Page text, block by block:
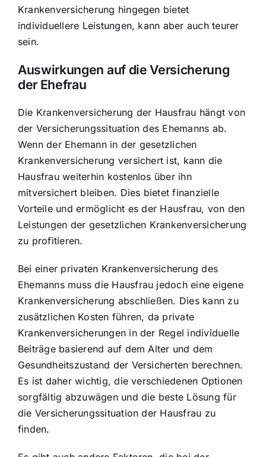
Krankenversicherung hingegen bietet
individuellere Leistungen, kann aber auch teurer
sein.
Auswirkungen auf die Versicherung
der Ehefrau
Die Krankenversicherung der Hausfrau hängt von
der Versicherungssituation des Ehemanns ab.
Wenn der Ehemann in der gesetzlichen
Krankenversicherung versichert ist, kann die
Hausfrau weiterhin kostenlos über ihn
mitversichert bleiben. Dies bietet finanzielle
Vorteile und ermöglicht es der Hausfrau, von den
Leistungen der gesetzlichen Krankenversicherung
zu profitieren.
Bei einer privaten Krankenversicherung des
Ehemanns muss die Hausfrau jedoch eine eigene
Krankenversicherung abschließen. Dies kann zu
zusätzlichen Kosten führen, da private
Krankenversicherungen in der Regel individuelle
Beiträge basierend auf dem Alter und dem
Gesundheitszustand der Versicherten berechnen.
Es ist daher wichtig, die verschiedenen Optionen
sorgfältig abzuwägen und die beste Lösung für
die Versicherungssituation der Hausfrau zu
finden.